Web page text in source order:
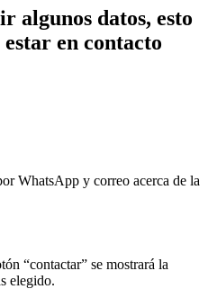
algunos datos, esto
en contacto
WhatsApp y correo acerca de la
“contactar” se mostrará la
elegido.